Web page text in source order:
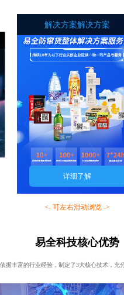
解决方案解决方案
详细了解
<- 可左右滑动浏览 ->
易全科技核心优势
据丰富的行业经验，制定了3大核心技术，充